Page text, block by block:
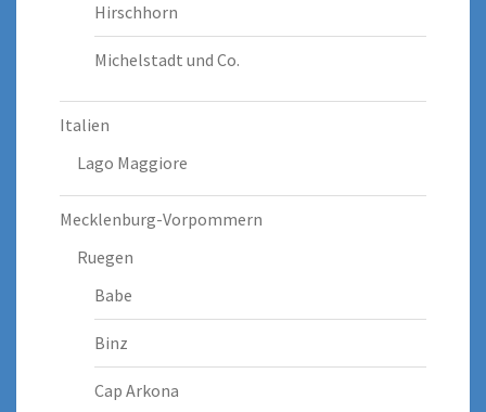
Hirschhorn
Michelstadt und Co.
Italien
Lago Maggiore
Mecklenburg-Vorpommern
Ruegen
Babe
Binz
Cap Arkona